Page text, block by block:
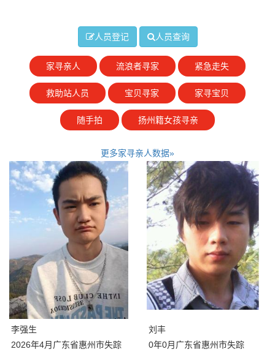
人员登记 人员查询
家寻亲人 流浪者寻家 紧急走失
救助站人员 宝贝寻家 家寻宝贝
随手拍 扬州籍女孩寻亲
更多家寻亲人数据»
李强生
2026年4月广东省惠州市失踪
刘丰
0年0月广东省惠州市失踪